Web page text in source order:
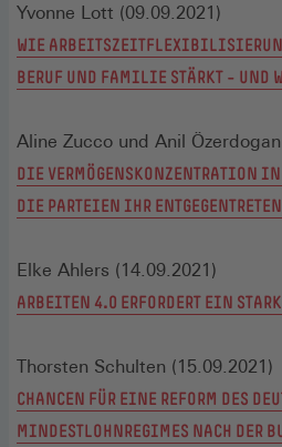
Yvonne Lott (09.09.2021)
WIE
BERUF UND FAMILIE STÄRKT – UND
Aline Zucco und Anil
DIE VERMÖGENSKONZENTRATION
DIE PARTEIEN IHR
Elke Ahlers (14.09.2021)
ARBEITEN 4.0 ERFORDERT EIN
Thorsten Schulten (15.09.2021)
CHANCEN FÜR EINE REFORM DES
MINDESTLOHNREGIMES NACH DER